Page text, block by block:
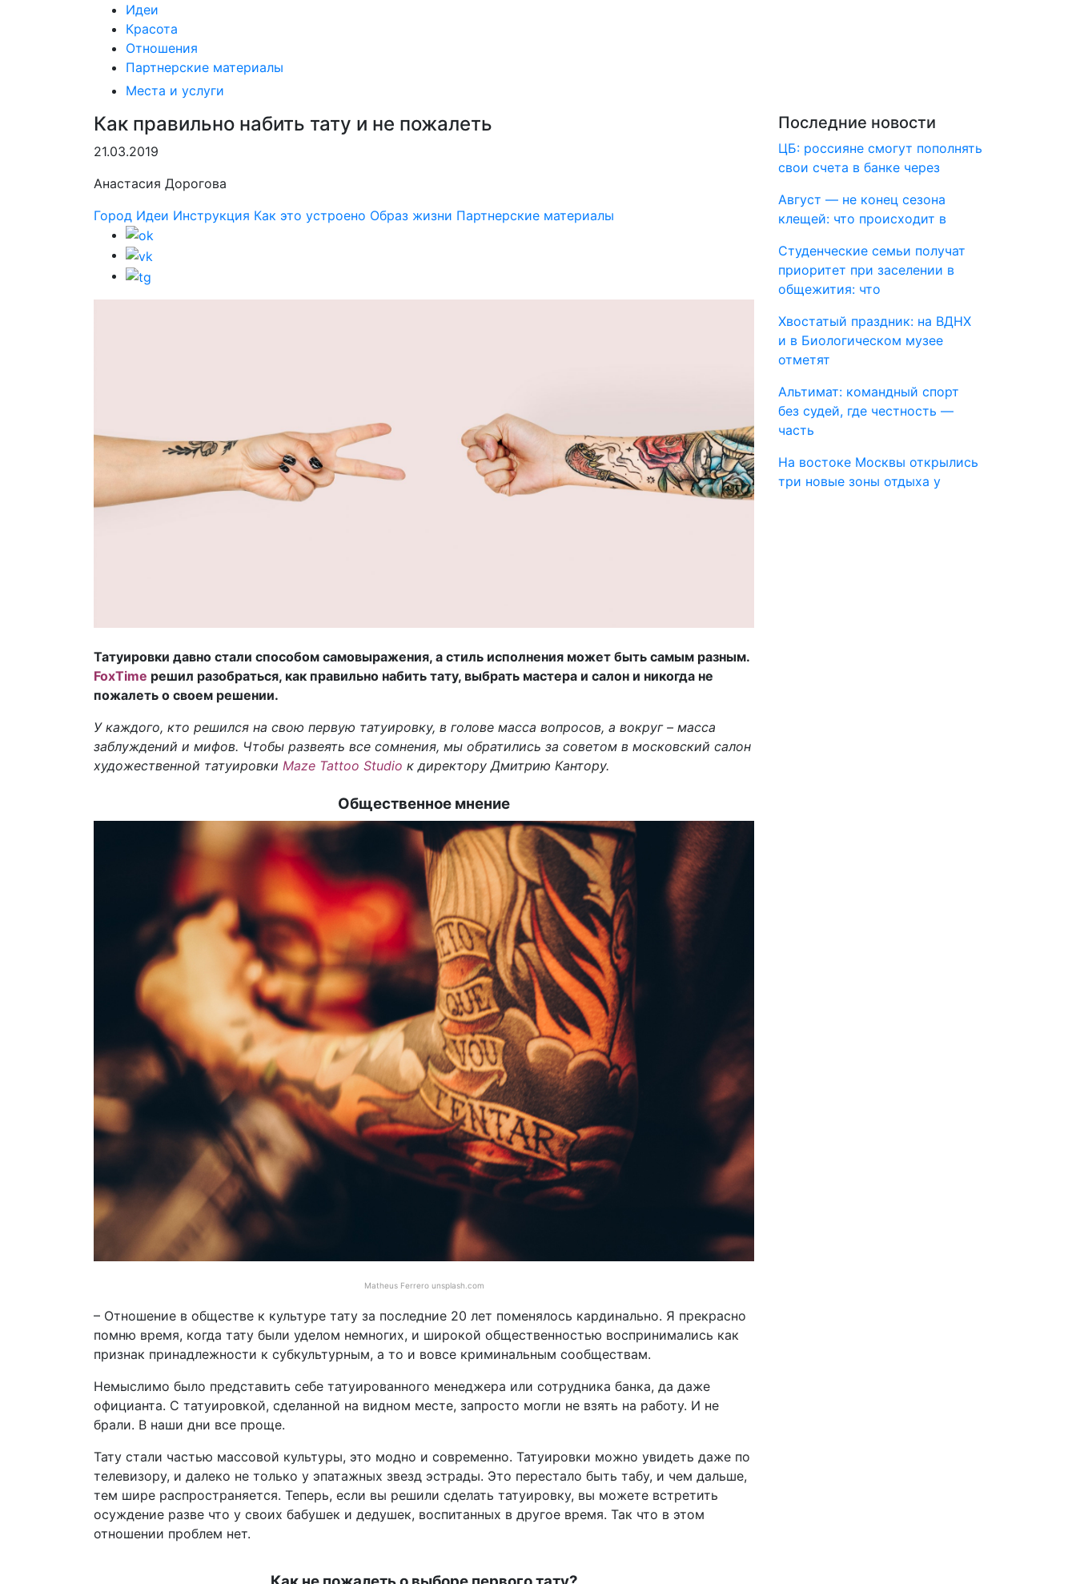
Идеи
Красота
Отношения
Партнерские материалы
Места и услуги
Как правильно набить тату и не пожалеть
21.03.2019
Анастасия Дорогова
Город Идеи Инструкция Как это устроено Образ жизни Партнерские материалы
Татуировки давно стали способом самовыражения, а стиль исполнения может быть самым разным.
FoxTime решил разобраться, как правильно набить тату, выбрать мастера и салон и никогда не
пожалеть о своем решении.
У каждого, кто решился на свою первую татуировку, в голове масса вопросов, а вокруг – масса
заблуждений и мифов. Чтобы развеять все сомнения, мы обратились за советом в московский салон
художественной татуировки Maze Tattoo Studio к директору Дмитрию Кантору.
Общественное мнение
Matheus Ferrero unsplash.com
– Отношение в обществе к культуре тату за последние 20 лет поменялось кардинально. Я прекрасно
помню время, когда тату были уделом немногих, и широкой общественностью воспринимались как
признак принадлежности к субкультурным, а то и вовсе криминальным сообществам.
Немыслимо было представить себе татуированного менеджера или сотрудника банка, да даже
официанта. С татуировкой, сделанной на видном месте, запросто могли не взять на работу. И не
брали. В наши дни все проще.
Тату стали частью массовой культуры, это модно и современно. Татуировки можно увидеть даже по
телевизору, и далеко не только у эпатажных звезд эстрады. Это перестало быть табу, и чем дальше,
тем шире распространяется. Теперь, если вы решили сделать татуировку, вы можете встретить
осуждение разве что у своих бабушек и дедушек, воспитанных в другое время. Так что в этом
отношении проблем нет.
Последние новости
ЦБ: россияне смогут пополнять
свои счета в банке через
Август — не конец сезона
клещей: что происходит в
Студенческие семьи получат
приоритет при заселении в
общежития: что
Хвостатый праздник: на ВДНХ
и в Биологическом музее
отметят
Альтимат: командный спорт
без судей, где честность —
часть
На востоке Москвы открылись
три новые зоны отдыха у